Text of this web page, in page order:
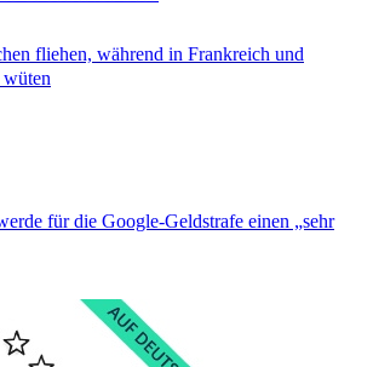
fliehen, während in Frankreich und
wüten
für die Google-Geldstrafe einen „sehr